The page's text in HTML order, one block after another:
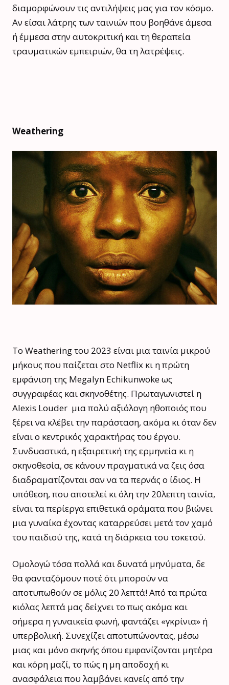
διαμορφώνουν τις αντιλήψεις μας για τον κόσμο.
Αν είσαι λάτρης των ταινιών που βοηθάνε άμεσα
ή έμμεσα στην αυτοκριτική και τη θεραπεία
τραυματικών εμπειριών, θα τη λατρέψεις.
Weathering
Το Weathering του 2023 είναι μια ταινία μικρού
μήκους που παίζεται στο Netflix κι η πρώτη
εμφάνιση της Megalyn Echikunwoke ως
συγγραφέας και σκηνοθέτης. Πρωταγωνιστεί η
Alexis Louder μια πολύ αξιόλογη ηθοποιός που
ξέρει να κλέβει την παράσταση, ακόμα κι όταν δεν
είναι ο κεντρικός χαρακτήρας του έργου.
Συνδυαστικά, η εξαιρετική της ερμηνεία κι η
σκηνοθεσία, σε κάνουν πραγματικά να ζεις όσα
διαδραματίζονται σαν να τα περνάς ο ίδιος. Η
υπόθεση, που αποτελεί κι όλη την 20λεπτη ταινία,
είναι τα περίεργα επιθετικά οράματα που βιώνει
μια γυναίκα έχοντας καταρρεύσει μετά τον χαμό
του παιδιού της, κατά τη διάρκεια του τοκετού.
Ομολογώ τόσα πολλά και δυνατά μηνύματα, δε
θα φανταζόμουν ποτέ ότι μπορούν να
αποτυπωθούν σε μόλις 20 λεπτά! Από τα πρώτα
κιόλας λεπτά μας δείχνει το πως ακόμα και
σήμερα η γυναικεία φωνή, φαντάζει «γκρίνια» ή
υπερβολική. Συνεχίζει αποτυπώνοντας, μέσω
μιας και μόνο σκηνής όπου εμφανίζονται μητέρα
και κόρη μαζί, το πώς η μη αποδοχή κι
ανασφάλεια που λαμβάνει κανείς από την